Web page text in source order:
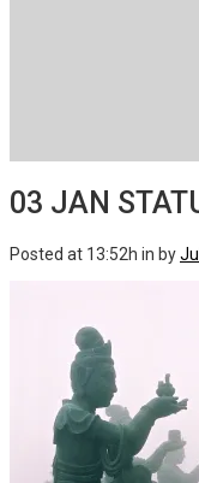
03 JAN
Posted at 13:52h in by